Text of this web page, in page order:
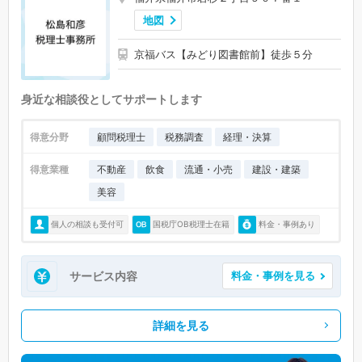
地図
京福バス【みどり図書館前】徒歩５分
身近な相談役としてサポートします
得意分野 顧問税理士 税務調査 経理・決算
得意業種 不動産 飲食 流通・小売
建設・建築
美容
個人の相談も受付可 国税庁OB税理士在籍 料金・事例あり
サービス内容 料金・事例を見る
詳細を見る